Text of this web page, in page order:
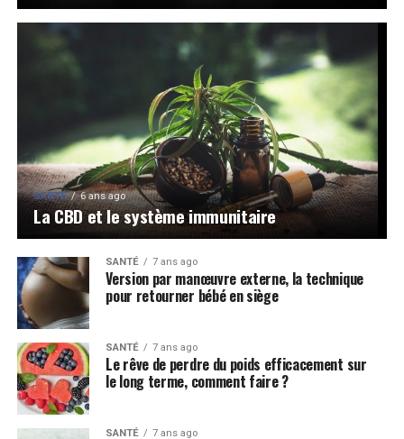
SANTÉ 6 ans ago
La CBD et le système immunitaire
SANTÉ 7 ans ago
Version par manœuvre externe, la technique
pour retourner bébé en siège
SANTÉ 7 ans ago
Le rêve de perdre du poids efficacement sur
le long terme, comment faire ?
SANTÉ 7 ans ago